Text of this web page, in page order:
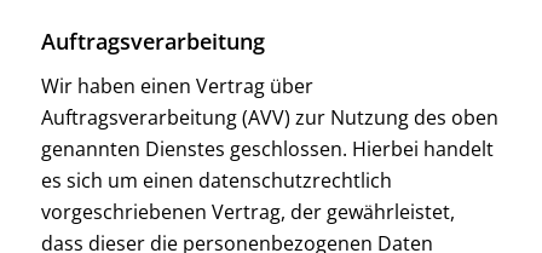
Auftragsverarbeitung
Wir haben einen Vertrag über
Auftragsverarbeitung (AVV) zur Nutzung des oben
genannten Dienstes geschlossen. Hierbei handelt
es sich um einen datenschutzrechtlich
vorgeschriebenen Vertrag, der gewährleistet,
dass dieser die personenbezogenen Daten